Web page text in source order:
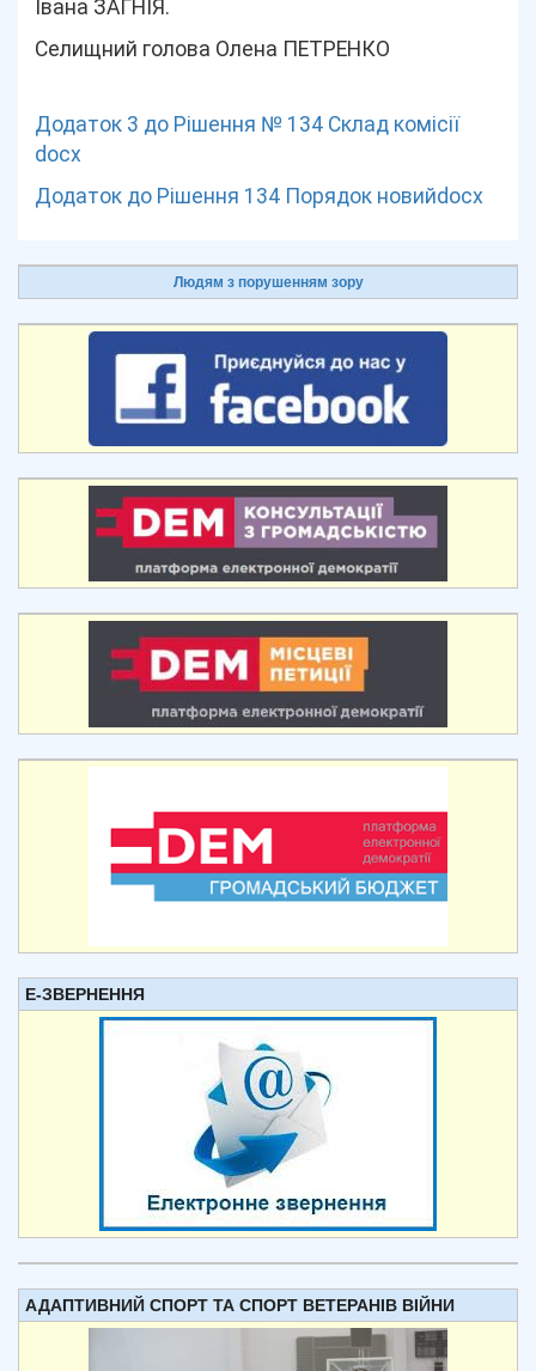
Івана ЗАГНІЯ.
Селищний голова Олена ПЕТРЕНКО
Додаток 3 до Рішення № 134 Склад комісії
docx
Додаток до Рішення 134 Порядок новийdocx
Людям з порушенням зору
Е-ЗВЕРНЕННЯ
АДАПТИВНИЙ СПОРТ ТА СПОРТ ВЕТЕРАНІВ ВІЙНИ